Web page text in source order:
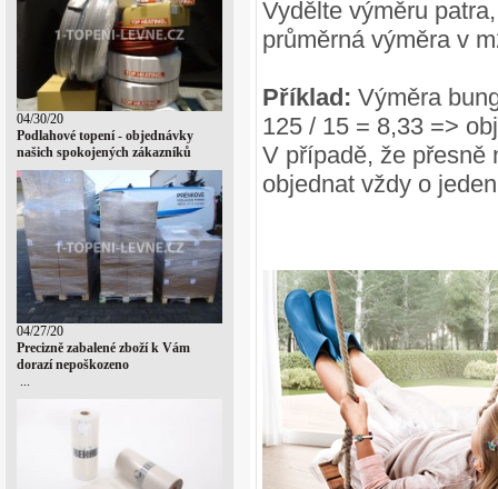
04/30/20
Podlahové topení - objednávky
našich spokojených zákazníků
04/27/20
Precizně zabalené zboží k Vám
dorazí nepoškozeno
...
Vydělte výměru
průměrná výměra v
Příklad: Výměra
125 / 15 = 8,33 =>
V případě, že přesně
objednat vždy o